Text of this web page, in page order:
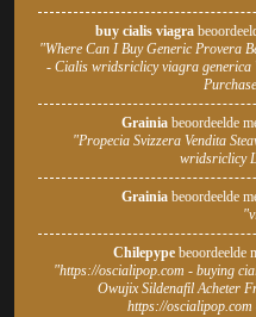
buy cialis viagra
"Where Can I Buy Generic Provera
- Cialis wridsriclicy viagra generica
Grainiabeoordeelde
"Propecia Svizzera Vendita
wridsriclicy
Grainiabeoordeelde
Chilepype beoordeelde
"https://oscialipop.com - buying
Owujix Sildenafil Acheter
https://